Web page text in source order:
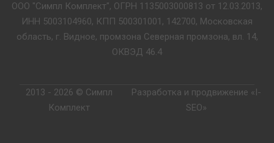
ООО "Симпл Комплект", ОГРН 1135003000813 от 12.03.2013,
ИНН 5003104960, КПП 500301001, 142700, Московская
область, г. Видное, промзона Северная промзона, вл. 14,
ОКВЭД 46.4
2013 - 2026 © Симпл
Комплект
Разработка и продвижение «I-
SEO»